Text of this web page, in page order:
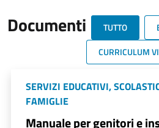
Documenti TUTTO
CURRICULUM
SERVIZI EDUCATIVI,
FAMIGLIE
Manuale per genitori e